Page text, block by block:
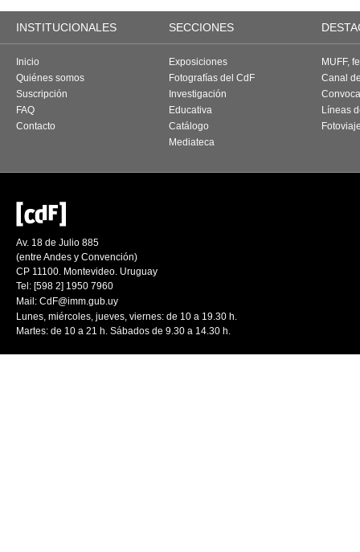
INSTITUCIONALES SECCIONES
Inicio
Quiénes somos
Suscripción
FAQ
Contacto
Exposiciones
Fotografías del CdF
Investigación
Educativa
Catálogo
Mediateca
MUFF,
Canal
Líneas
Av. 18 de Julio 885
(entre Andes y Convención)
CP 11100. Montevideo. Uruguay
Tel: [598 2] 1950 7960
Mail: CdF@imm.gub.uy
Lunes, miércoles, jueves, viernes: de 10 a 19.30 h.
Martes: de 10 a 21 h. Sábados de 9.30 a 14.30 h.